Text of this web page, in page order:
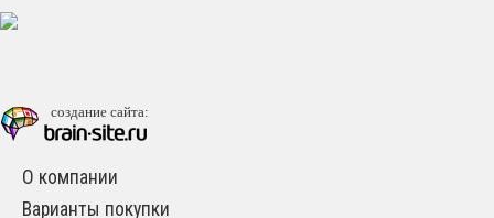
создание сайта:
О компании
Варианты покупки
обработку файлов Cookie и принимаете правила
пользования сайтом.